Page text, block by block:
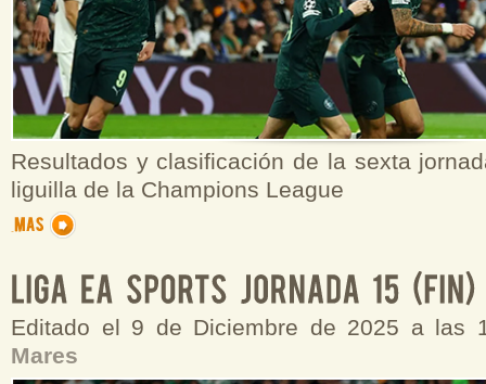
Resultados y clasificación de la sexta
liguilla de la Champions League
Editado el 9 de Diciembre de 2025 a las
Mares